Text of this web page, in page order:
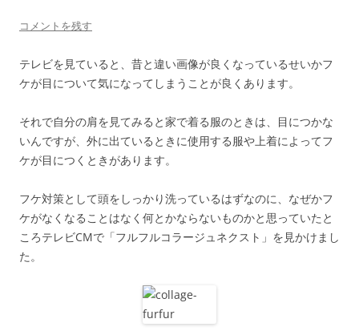
コメントを残す
テレビを見ていると、昔と違い画像が良くなっているせいかフ
ケが目について気になってしまうことが良くあります。
それで自分の肩を見てみると家で着る服のときは、目につかな
いんですが、外に出ているときに使用する服や上着によってフ
ケが目につくときがあります。
フケ対策として頭をしっかり洗っているはずなのに、なぜかフ
ケがなくなることはなく何とかならないものかと思っていたと
ころテレビCMで「フルフルコラージュネクスト」を見かけまし
た。